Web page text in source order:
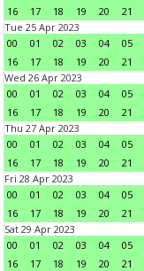
16
17 18 19 20 21
Tue 25 Apr 2023
00
01 02 03 04 05
16
17 18 19 20 21
Wed 26 Apr 2023
00
01 02 03 04 05
16
17 18 19 20 21
Thu 27 Apr 2023
00
01 02 03 04 05
16
17 18 19 20 21
Fri 28 Apr 2023
00
01 02 03 04 05
16
17 18 19 20 21
Sat 29 Apr 2023
00
01 02 03 04 05
16
17 18 19 20 21